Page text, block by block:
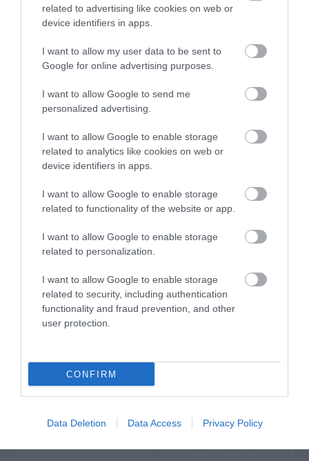
related to advertising like cookies on web or
device identifiers in apps.
I want to allow my user data to be sent to
Google for online advertising purposes.
I want to allow Google to send me
personalized advertising.
I want to allow Google to enable storage
related to analytics like cookies on web or
device identifiers in apps.
I want to allow Google to enable storage
related to functionality of the website or app.
I want to allow Google to enable storage
related to personalization.
I want to allow Google to enable storage
related to security, including authentication
functionality and fraud prevention, and other
user protection.
CONFIRM
Data Deletion Data Access Privacy Policy
Οικολογικό Πλαστικό
Χρώμα Ματ Λευκό
Από 6,50 €
Vechro Chief Πλαστικό
Ματ Xρώμα Εσωτερικής
Χρήσης
Από 10,40 €
ΑΓΟΡΑ